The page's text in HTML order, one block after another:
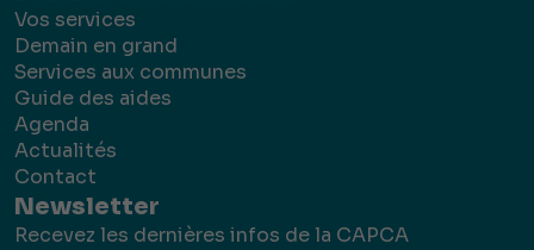
Vos services
Demain en grand
Services aux communes
Guide des aides
Agenda
Actualités
Contact
Newsletter
Recevez les dernières infos de la CAPCA